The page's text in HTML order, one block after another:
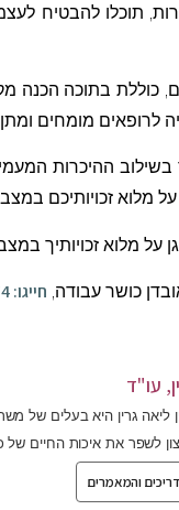
תוכלו להבטיח
בתוכה הכנה
לרופאים מומחים
בשילוב ההיכרות
זכויותיכם
על מלוא זכויותיך
כושר עבודה, חייגו: 052-4746774
עו"ד
ליאה גרין היא בעלים של
לשפר את איכות החיים
והמאמרים